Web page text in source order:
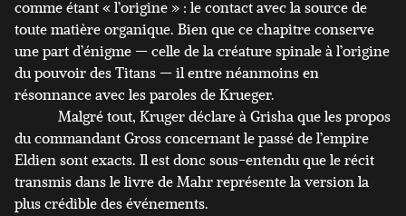
comme étant « l’origine » : le contact avec la source de
toute matière organique. Bien que ce chapitre conserve
une part d’énigme — celle de la créature spinale à l’origine
du pouvoir des Titans — il entre néanmoins en
résonnance avec les paroles de Krueger.
Malgré tout, Kruger déclare à Grisha que les propos
du commandant Gross concernant le passé de l’empire
Eldien sont exacts. Il est donc sous-entendu que le récit
transmis dans le livre de Mahr représente la version la
plus crédible des événements.